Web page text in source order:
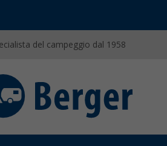
del campeggio dal 1958